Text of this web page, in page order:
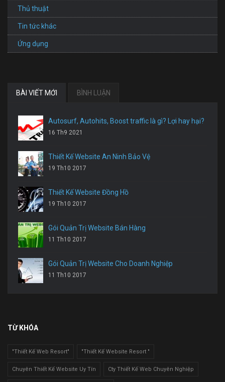
Thủ thuật
Tin tức khác
Ứng dụng
BÀI VIẾT MỚI BÌNH LUẬN
Autosurf, Autohits, Boost traffic là gì? Lợi hay hại?
16 Th9 2021
Thiết Kế Website An Ninh Bảo Vệ
19 Th10 2017
Thiết Kế Website Đồng Hồ
19 Th10 2017
Gói Quản Trị Website Bán Hàng
11 Th10 2017
Gói Quản Trị Website Cho Doanh Nghiệp
11 Th10 2017
TỪ KHÓA
"Thiết Kế Web Resort" "Thiết Kế Website Resort "
Chuyên Thiết Kế Website Uy Tín Cty Thiết Kế Web Chuyên Nghiệp